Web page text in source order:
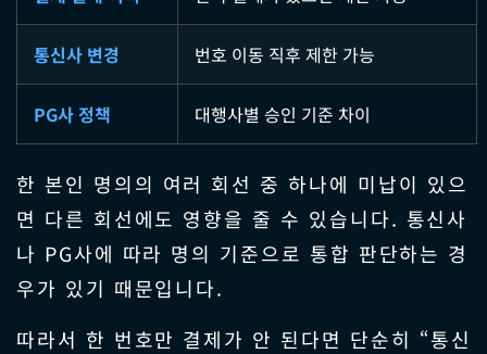
통신사 변경 번호 이동 직후 제한 가능
PG사 정책 대행사별 승인 기준 차이
한 본인 명의의 여러 회선 중 하나에 미납이 있으
면 다른 회선에도 영향을 줄 수 있습니다. 통신사
나 PG사에 따라 명의 기준으로 통합 판단하는 경
우가 있기 때문입니다.
따라서 한 번호만 결제가 안 된다면 단순히 “통신